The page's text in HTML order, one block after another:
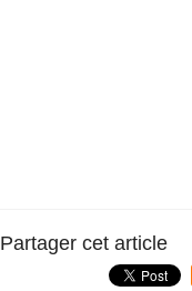
Partager cet article